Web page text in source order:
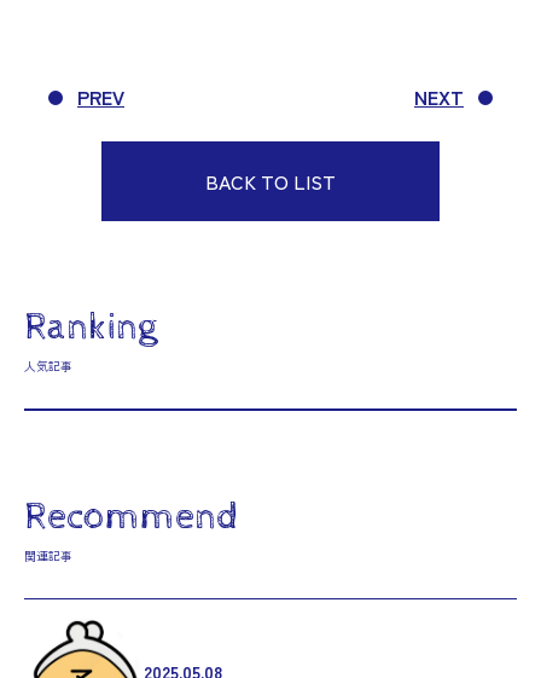
PREV NEXT
BACK TO LIST
Ranking
人気記事
Recommend
関連記事
2025.05.08